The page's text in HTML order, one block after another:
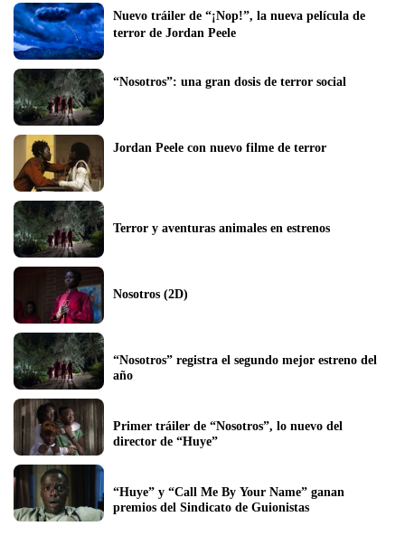
Nuevo tráiler de “¡Nop!”, la nueva película de
terror de Jordan Peele
“Nosotros”: una gran dosis de terror social
Jordan Peele con nuevo filme de terror
Terror y aventuras animales en estrenos
Nosotros (2D)
“Nosotros” registra el segundo mejor estreno del
año
Primer tráiler de “Nosotros”, lo nuevo del
director de “Huye”
“Huye” y “Call Me By Your Name” ganan
premios del Sindicato de Guionistas